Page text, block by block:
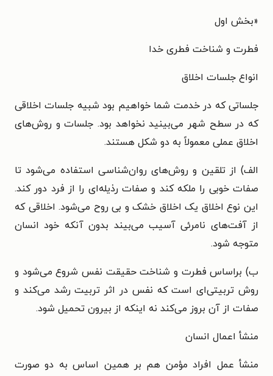
«بخش اول
فطرت و شناخت فطری خدا
انواع جلسات اخلاق
جلساتی که در خدمت شما خواهیم بود شبیه جلسات اخلاقی
که در سطح شهر می‌بینید نخواهد بود. جلسات و روش‌های
اخلاق عملی معمولاً به دو شکل هستند.
الف) از تلقین و روش‌های روان‌شناسی استفاده می‌شود تا
صفات خوبی را ملکه کند و صفات رذیله‌ای را از فرد دور کند.
این نوع اخلاق یک اخلاق خشک و بی روح می‌شود. اخلاقی که
از آفت‌های نامرئی آسیب می‌بیند بدونآنکه خود انسان
متوجه شود.
ب) براساس فطرت و شناخت حقیقت نفس شروع می‌شود و
روش تربیتی‌ای است که نفس در اثر تربیت رشد می‌کند و
صفات از آن بروز می‌کند نه اینکه از بیرون تحمیل شود.
منشأ اعمال انسان
منشأ عمل افراد مؤمن هم بر همین اساس به دو صورت